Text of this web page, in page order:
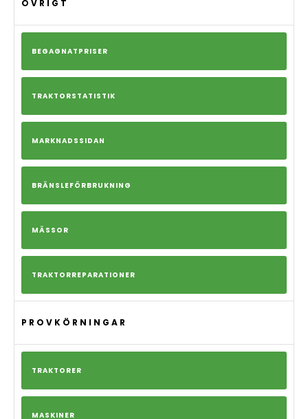
ÖVRIGT
BEGAGNATPRISER
TRAKTORSTATISTIK
MARKNADSSIDAN
BRÄNSLEFÖRBRUKNING
MÄSSOR
TRAKTORREPARATIONER
PROVKÖRNINGAR
TRAKTORER
MASKINER